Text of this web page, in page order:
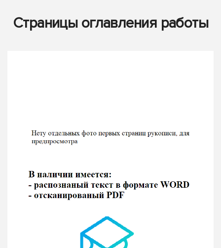
Страницы оглавления работы